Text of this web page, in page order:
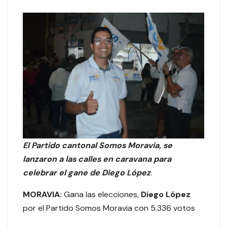
El Partido cantonal Somos Moravia, se
lanzaron a las calles en caravana para
celebrar el gane de Diego López.
MORAVIA: Gana las elecciones, Diego López
por el Partido Somos Moravia con 5.336 votos